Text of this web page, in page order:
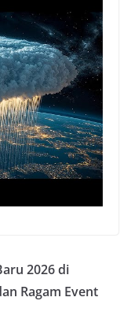
2026 di
Ragam Event